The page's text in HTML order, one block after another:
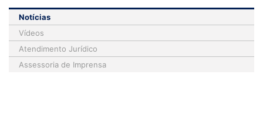
Notícias
Vídeos
Atendimento Jurídico
Assessoria de Imprensa